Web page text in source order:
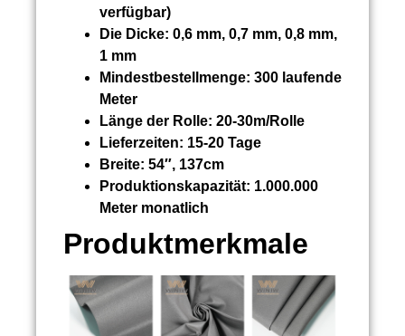
verfügbar)
Die Dicke: 0,6 mm, 0,7 mm, 0,8 mm,
1 mm
Mindestbestellmenge: 300 laufende
Meter
Länge der Rolle: 20-30m/Rolle
Lieferzeiten: 15-20 Tage
Breite: 54″, 137cm
Produktionskapazität: 1.000.000
Meter monatlich
Produktmerkmale